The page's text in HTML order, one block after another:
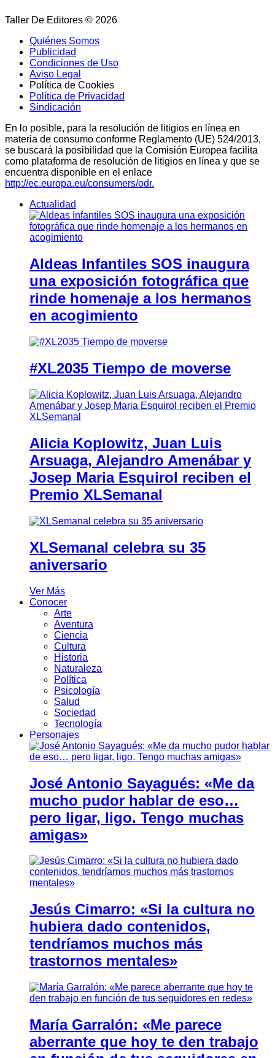
Taller De Editores © 2026
Quiénes Somos
Publicidad
Condiciones de Uso
Aviso Legal
Política de Cookies
Política de Privacidad
Sindicación
En lo posible, para la resolución de litigios en línea en
materia de consumo conforme Reglamento (UE) 524/2013,
se buscará la posibilidad que la Comisión Europea facilita
como plataforma de resolución de litigios en línea y que se
encuentra disponible en el enlace
http://ec.europa.eu/consumers/odr.
Actualidad
Aldeas Infantiles SOS inaugura
una exposición fotográfica que
rinde homenaje a los hermanos
en acogimiento
#XL2035 Tiempo de moverse
Alicia Koplowitz, Juan Luis
Arsuaga, Alejandro Amenábar y
Josep Maria Esquirol reciben el
Premio XLSemanal
XLSemanal celebra su 35
aniversario
Ver Más
Conocer
Arte
Aventura
Ciencia
Cultura
Historia
Naturaleza
Política
Psicología
Salud
Sociedad
Tecnología
Personajes
José Antonio Sayagués: «Me da
mucho pudor hablar de eso…
pero ligar, ligo. Tengo muchas
amigas»
Jesús Cimarro: «Si la cultura no
hubiera dado contenidos,
tendríamos muchos más
trastornos mentales»
María Garralón: «Me parece
aberrante que hoy te den trabajo